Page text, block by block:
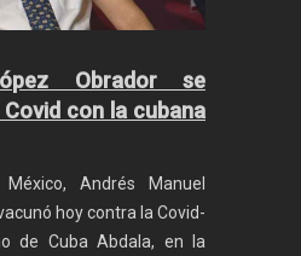
Obrador se
con la cubana
Andrés Manuel
hoy contra la Covid-
de Cuba Abdala, en la